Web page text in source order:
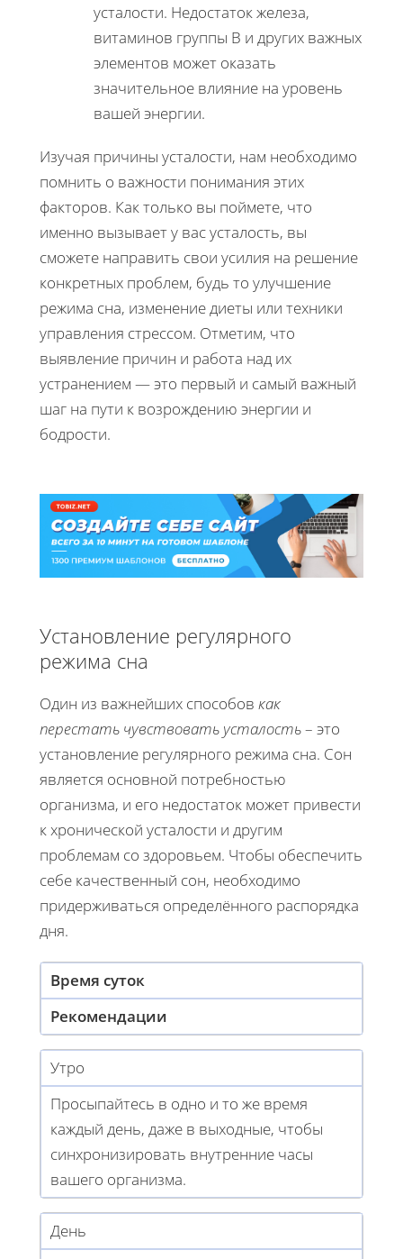
усталости. Недостаток железа,
витаминов группы B и других важных
элементов может оказать
значительное влияние на уровень
вашей энергии.
Изучая причины усталости, нам необходимо
помнить о важности понимания этих
факторов. Как только вы поймете, что
именно вызывает у вас усталость, вы
сможете направить свои усилия на решение
конкретных проблем, будь то улучшение
режима сна, изменение диеты или техники
управления стрессом. Отметим, что
выявление причин и работа над их
устранением — это первый и самый важный
шаг на пути к возрождению энергии и
бодрости.
Установление регулярного
режима сна
Один из важнейших способов как
перестать чувствовать усталость– это
установление регулярного режима сна. Сон
является основной потребностью
организма, и его недостаток может привести
к хронической усталости и другим
проблемам со здоровьем. Чтобы обеспечить
себе качественный сон, необходимо
придерживаться определённого распорядка
дня.
Время суток
Рекомендации
Утро
Просыпайтесь в одно и то же время
каждый день, даже в выходные, чтобы
синхронизировать внутренние часы
вашего организма.
День